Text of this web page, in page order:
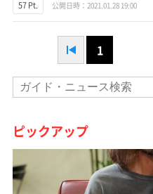
57 Pt. 公開日時：2021.01.28 19:00
1
ピックアップ